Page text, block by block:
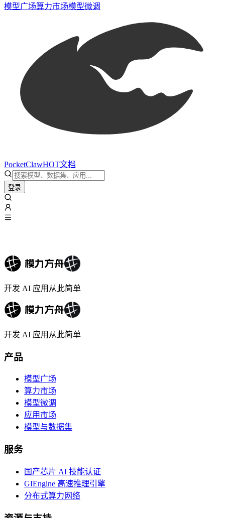
模型广场算力市场模型微调
PocketClawHOT文档
登录
开发 AI 应用从此简单
开发 AI 应用从此简单
产品
模型广场
算力市场
模型微调
应用市场
模型与数据集
服务
国产芯片 AI 技能认证
GIEngine 高速推理引擎
分布式算力网络